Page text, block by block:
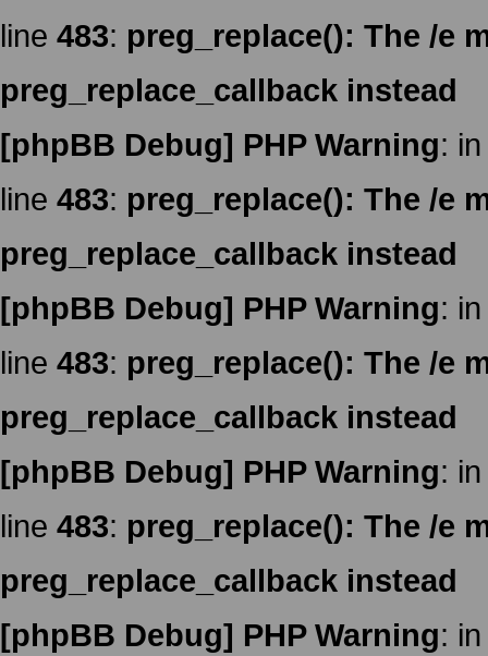
line 483: preg_replace(): The /e
preg_replace_callback instead
[phpBB Debug] PHP Warning:
line 483: preg_replace(): The /e
preg_replace_callback instead
[phpBB Debug] PHP Warning:
line 483: preg_replace(): The /e
preg_replace_callback instead
[phpBB Debug] PHP Warning:
line 483: preg_replace(): The /e
preg_replace_callback instead
[phpBB Debug] PHP Warning: